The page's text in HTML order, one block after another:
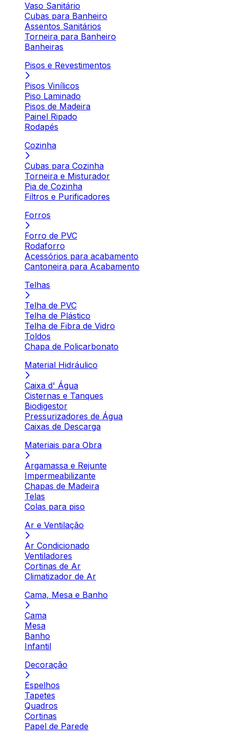
Vaso Sanitário
Cubas para Banheiro
Assentos Sanitários
Torneira para Banheiro
Banheiras
Pisos e Revestimentos
Pisos Vinílicos
Piso Laminado
Pisos de Madeira
Painel Ripado
Rodapés
Cozinha
Cubas para Cozinha
Torneira e Misturador
Pia de Cozinha
Filtros e Purificadores
Forros
Forro de PVC
Rodaforro
Acessórios para acabamento
Cantoneira para Acabamento
Telhas
Telha de PVC
Telha de Plástico
Telha de Fibra de Vidro
Toldos
Chapa de Policarbonato
Material Hidráulico
Caixa d' Água
Cisternas e Tanques
Biodigestor
Pressurizadores de Água
Caixas de Descarga
Materiais para Obra
Argamassa e Rejunte
Impermeabilizante
Chapas de Madeira
Telas
Colas para piso
Ar e Ventilação
Ar Condicionado
Ventiladores
Cortinas de Ar
Climatizador de Ar
Cama, Mesa e Banho
Cama
Mesa
Banho
Infantil
Decoração
Espelhos
Tapetes
Quadros
Cortinas
Papel de Parede